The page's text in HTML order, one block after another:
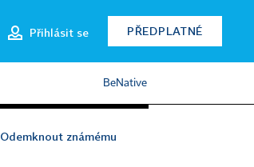
Přihlásit se PŘEDPLATNÉ
BeNative
Odemknout známému